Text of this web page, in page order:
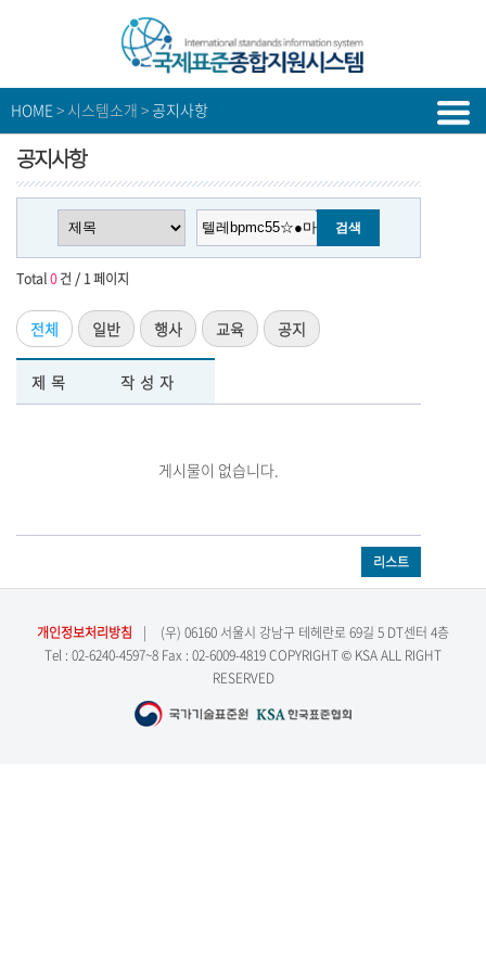
HOME > 시스템소개 > 공지사항
공지사항
Total0건 / 1 페이지
전체 일반 행사 교육 공지
제목 작성자
게시물이 없습니다.
리스트
개인정보처리방침 |
(우) 06160 서울시 강남구 테헤란로 69길 5 DT센터 4층
Tel : 02-6240-4597~8 Fax : 02-6009-4819 COPYRIGHT © KSA ALL RIGHT
RESERVED